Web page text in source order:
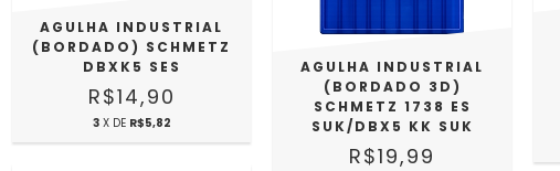
AGULHA INDUSTRIAL
(BORDADO) SCHMETZ
DBXK5 SES
R$14,90
3 X DE R$5,82
AGULHA INDUSTRIAL
(BORDADO 3D)
SCHMETZ 1738 ES
SUK/DBX5 KK SUK
R$19,99